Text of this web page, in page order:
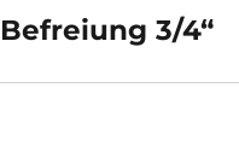
3/4“